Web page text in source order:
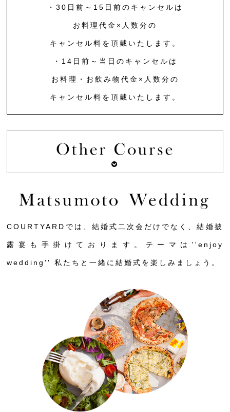
・30日前～15日前のキャンセルは
お料理代金×人数分の
キャンセル料を頂戴いたします。
・14日前～当日のキャンセルは
お料理・お飲み物代金×人数分の
キャンセル料を頂戴いたします。
COURTYARDでは、結婚式二次会だけでなく、結婚披
露宴も手掛けております。テーマは''enjoy
wedding'' 私たちと一緒に結婚式を楽しみましょう。